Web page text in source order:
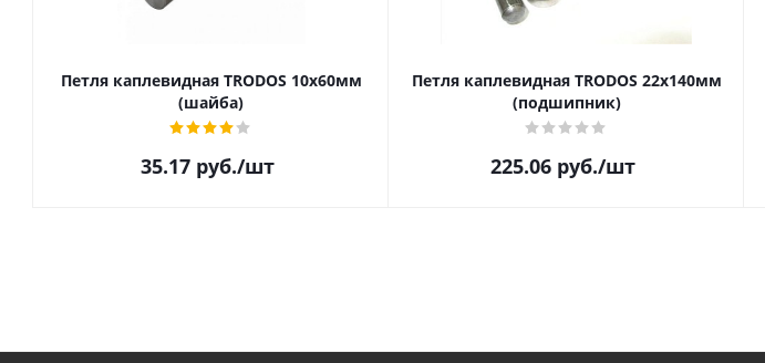
Петля каплевидная TRODOS 10х60мм
(шайба)
35.17руб./шт
Петля каплевидная TRODOS 22х140мм
(подшипник)
225.06руб./шт